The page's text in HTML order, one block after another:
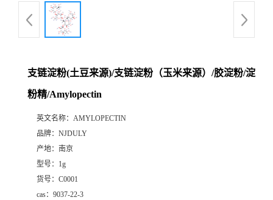
支链淀粉(土豆来源)/支链淀粉（玉米来源）/胶淀粉/淀
粉精/Amylopectin
英文名称： AMYLOPECTIN
品牌： NJDULY
产地： 南京
型号： 1g
货号： C0001
cas： 9037-22-3